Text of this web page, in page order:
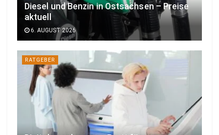
Diesel und Benzin in Ostsachsen – Preise
aktuell
6. AUGUST 2026
RATGEBER